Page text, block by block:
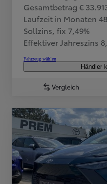
Gesamtbetrag €
Laufzeit in Monaten 48
Sollzins, fix 7,49%
Effektiver Jahreszins
Fahrzeug wählen
Händler
Vergleich